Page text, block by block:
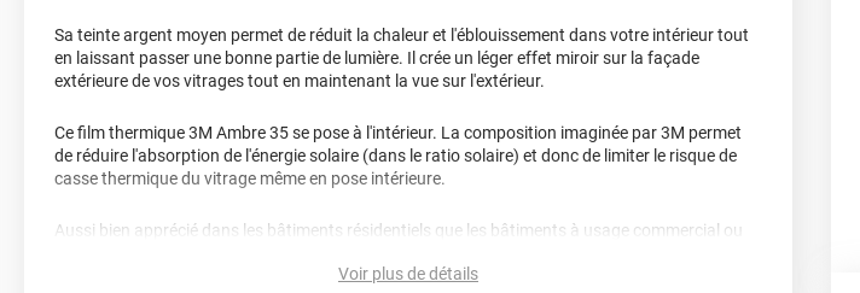
Sa teinte argent moyen permet de réduit la chaleur et l'éblouissement dans votre intérieur tout
en laissant passer une bonne partie de lumière. Il crée un léger effet miroir sur la façade
extérieure de vos vitrages tout en maintenant la vue sur l'extérieur.
Ce film thermique 3M Ambre 35 se pose à l'intérieur. La composition imaginée par 3M permet
de réduire l'absorption de l'énergie solaire (dans le ratio solaire) et donc de limiter le risque de
casse thermique du vitrage même en pose intérieure.
Aussi bien apprécié dans les bâtiments résidentiels que les bâtiments à usage commercial ou
Voir plus de détails